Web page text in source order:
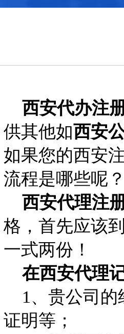
西安代办注
供其他如西安
如果您的西安
流程是哪些呢？
西安代理注
格，首先应该
一式两份！
在西安代理
1、贵公司的
证明等